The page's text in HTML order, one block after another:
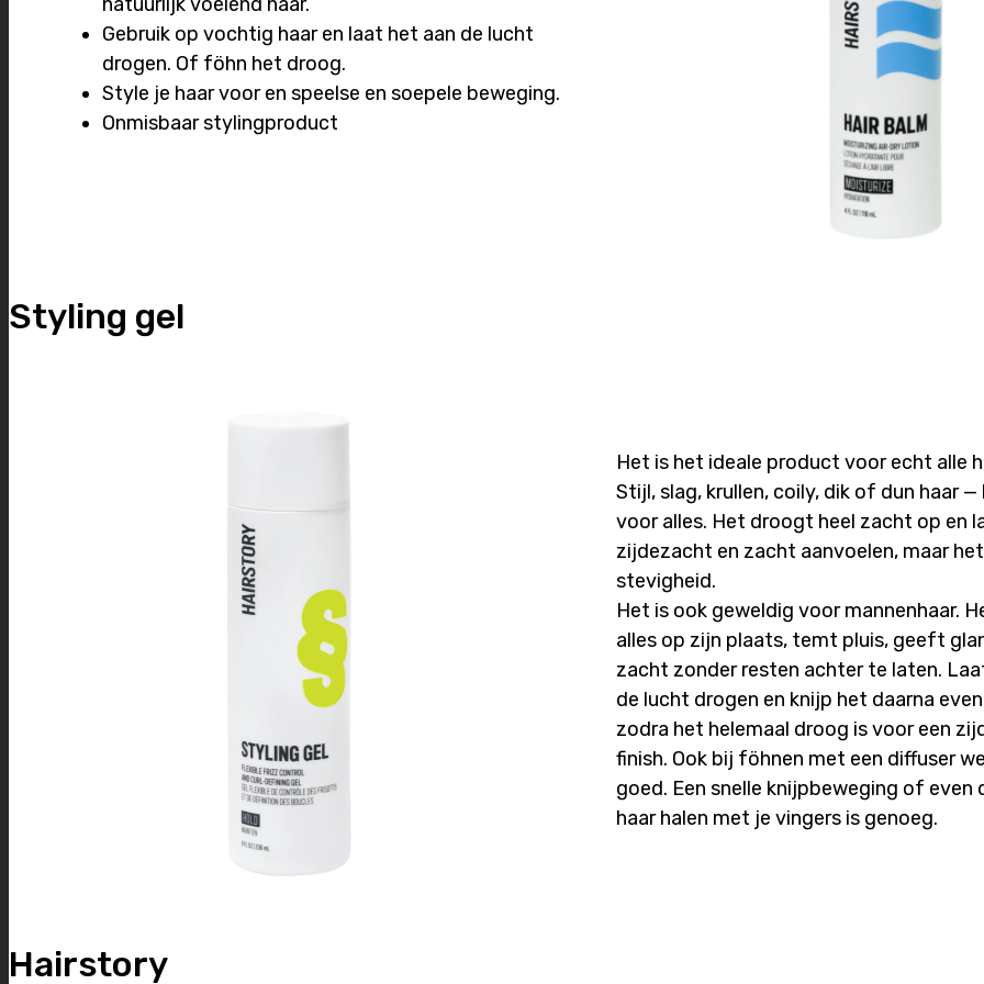
Gebruik op vochtig haar en laat het aan de lucht
drogen. Of föhn het droog.
Style je haar voor en speelse en soepele beweging.
Onmisbaar stylingproduct
Styling gel
Het is het ideale product voor echt alle
Stijl, slag, krullen, coily, dik of dun haar
voor alles. Het droogt heel zacht op en
zijdezacht en zacht aanvoelen, maar
stevigheid.
Het is ook geweldig voor mannenhaar.
alles op zijn plaats, temt pluis, geeft
zacht zonder resten achter te laten.
de lucht drogen en knijp het daarna
zodra het helemaal droog is voor een
finish. Ook bij föhnen met een diffuser
goed. Een snelle knijpbeweging of even
haar halen met je vingers is genoeg.
Hairstory